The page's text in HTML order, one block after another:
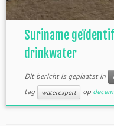
Suriname
drinkwater
Dit bericht is geplaatst in
tag
waterexport op